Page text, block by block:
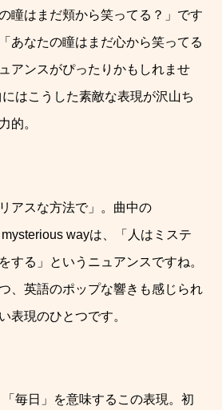
瞳はまだ頬から笑ってる？」です
あなたの瞳はまだ心から笑ってる
アンスがぴったりかもしれませ
はこうした素敵な表現が沢山ち
的。
アスな方法で」。曲中の
wayは、「人はミステ
する」というニュアンスですね。
、英語のポップな響きも感じられ
表現のひとつです。
毎日」を意味するこの表現。初